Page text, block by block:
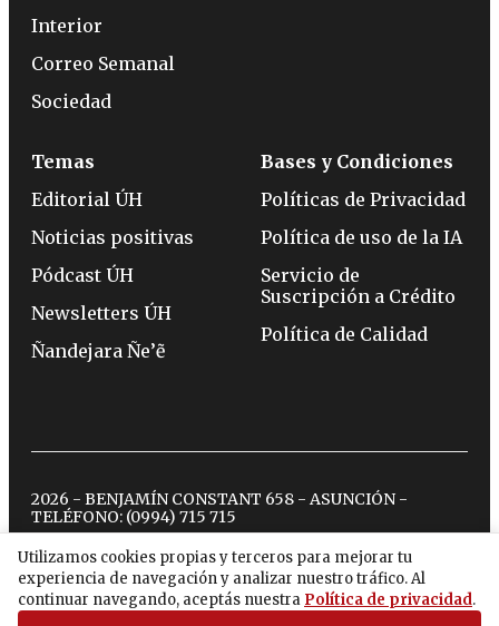
Utilizamos cookies propias y terceros para mejorar tu
experiencia de navegación y analizar nuestro tráfico. Al
continuar navegando, aceptás nuestra Política de privacidad.
Interior
Correo Semanal
Sociedad
Temas
Editorial ÚH
Noticias positivas
Pódcast ÚH
Newsletters ÚH
Ñandejara Ñe’ẽ
Bases y Condiciones
Políticas de Privacidad
Política de uso de la IA
Servicio de
Suscripción a Crédito
Política de Calidad
2026 - BENJAMÍN CONSTANT 658 - ASUNCIÓN -
TELÉFONO: (0994) 715 715
twitterinstagram
facebook
tiktokyoutubespotify